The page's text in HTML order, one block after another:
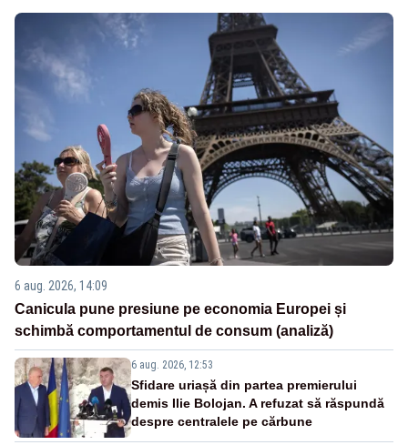
6 aug. 2026, 14:09
Canicula pune presiune pe economia Europei și
schimbă comportamentul de consum (analiză)
6 aug. 2026, 12:53
Sfidare uriașă din partea premierului
demis Ilie Bolojan. A refuzat să răspundă
despre centralele pe cărbune